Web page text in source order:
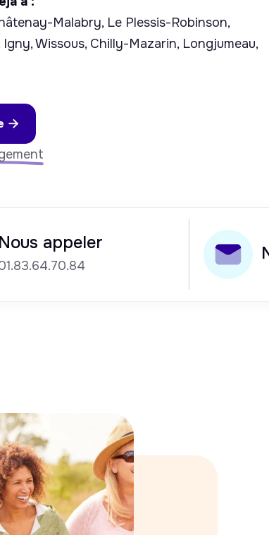
Malabry, Le Plessis-Robinson,
Wissous, Chilly-Mazarin, Longjumeau,

Nous appeler